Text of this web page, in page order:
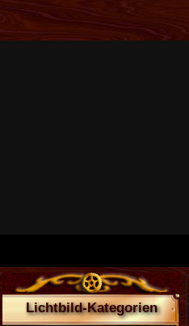
Lichtbild-Kategorien